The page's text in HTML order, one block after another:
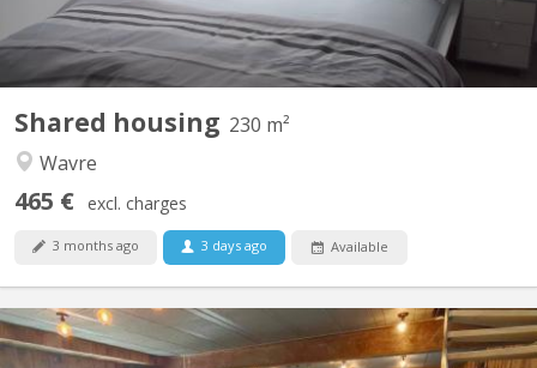
Shared housing 230 m²
Wavre
465 € excl. charges
3 months ago 3 days ago Available
KV 1961